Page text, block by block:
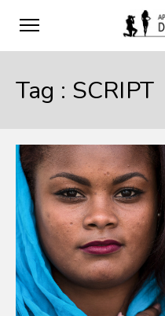
Tag : SCRIPT